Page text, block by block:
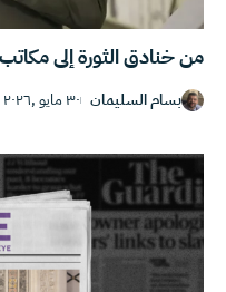
من خنادق الثورة إلى مكاتب
بسام السليمان ٣٠ مايو ,٢٠٢٦